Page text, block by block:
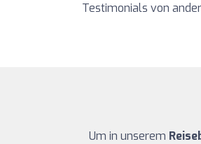
Testimonials von
Um in unserem